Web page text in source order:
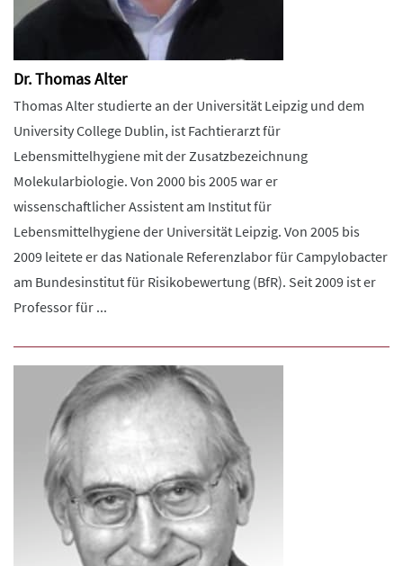
Dr. Thomas Alter
Thomas Alter studierte an der Universität Leipzig und dem
University College Dublin, ist Fachtierarzt für
Lebensmittelhygiene mit der Zusatzbezeichnung
Molekularbiologie. Von 2000 bis 2005 war er
wissenschaftlicher Assistent am Institut für
Lebensmittelhygiene der Universität Leipzig. Von 2005 bis
2009 leitete er das Nationale Referenzlabor für Campylobacter
am Bundesinstitut für Risikobewertung (BfR). Seit 2009 ist er
Professor für ...